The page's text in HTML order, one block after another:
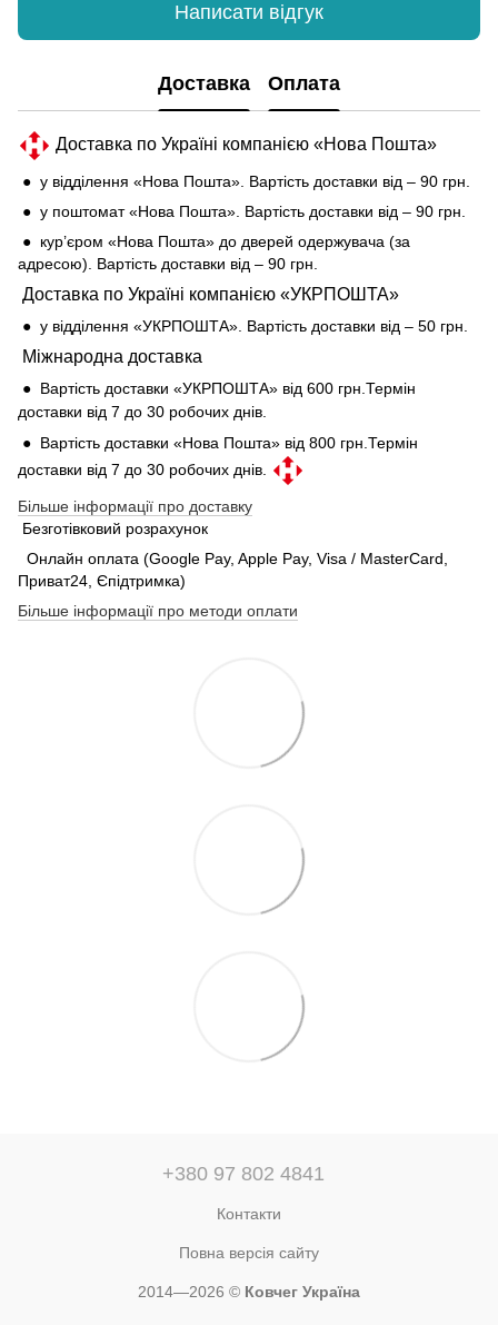
Написати відгук
Доставка Оплата
Доставка по Україні компанією «Нова Пошта»
● у відділення «Нова Пошта». Вартість доставки від – 90 грн.
● у поштомат «Нова Пошта». Вартість доставки від – 90 грн.
● кур’єром «Нова Пошта» до дверей одержувача (за
адресою). Вартість доставки від – 90 грн.
Доставка по Україні компанією «УКРПОШТА»
● у відділення «УКРПОШТА». Вартість доставки від – 50 грн.
Міжнародна доставка
● Вартість доставки «УКРПОШТА» від 600 грн.Термін
доставки від 7 до 30 робочих днів.
● Вартість доставки «Нова Пошта» від 800 грн.Термін
доставки від 7 до 30 робочих днів.
Більше інформації про доставку
Безготівковий розрахунок
Онлайн оплата (Google Pay, Apple Pay, Visa / MasterCard,
Приват24, Єпідтримка)
Більше інформації про методи оплати
+380 97 802 4841
Контакти
Повна версія сайту
2014—2026 © Ковчег Україна